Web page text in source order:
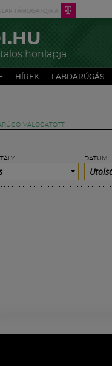
honlapja
HÍREK LABDARÚGÁS
VÁLOGATOTT
DÁTUM